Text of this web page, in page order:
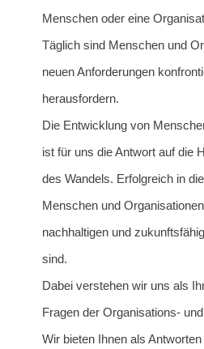
Menschen oder eine
Täglich sind Menschen und
neuen Anforderungen
herausfordern.
Die Entwicklung von
ist für uns die Antwort auf die
des Wandels. Erfolgreich in
Menschen und
nachhaltigen und
sind.
Dabei verstehen wir uns als
Fragen der Organisations-
Wir bieten Ihnen als